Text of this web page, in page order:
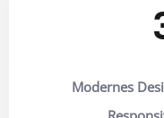
Modernes